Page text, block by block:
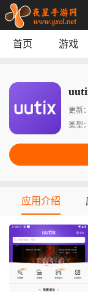
首页 游戏
更新：
类型：
应用介绍